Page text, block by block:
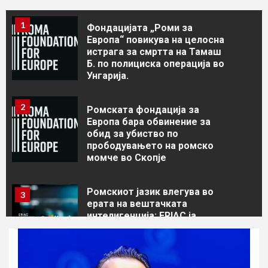
1
Фондацијата „Роми за
Европа“ повикува на целосна
истрага за смртта на Тамаш
Б. по полициска операција во
Унгарија.
2
Ромската фондација за
Европа бара обвинение за
обид за убиство по
прободувањето на ромско
момче во Скопје
3
Ромскиот јазик влегува во
ерата на вештачката
интелигенција: ERIAC ја
започна иницијативата AMARI
Microsoft